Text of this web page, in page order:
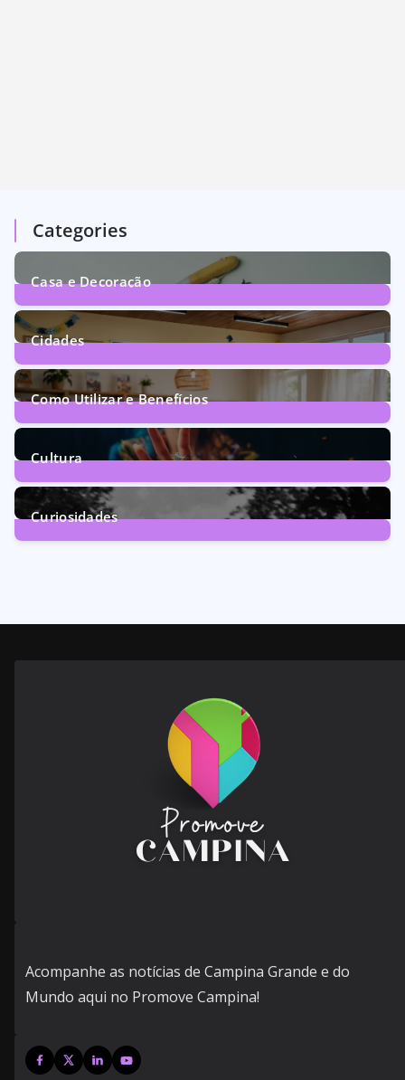
Categories
Casa e Decoração
1Post
Cidades
71Posts
Como Utilizar e Benefícios
160Posts
Cultura
246Posts
Curiosidades
Acompanhe as notícias de Campina Grande e do
Mundo aqui no Promove Campina!